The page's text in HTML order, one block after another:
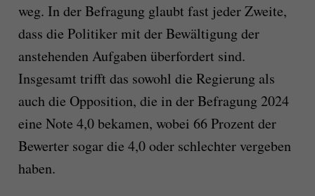
weg. In der Befragung glaubt fast jeder Zweite,
dass die Politiker mit der Bewältigung der
anstehenden Aufgaben überfordert sind.
Insgesamt trifft das sowohl die Regierung als
auch die Opposition, die in der Befragung 2024
eine Note 4,0 bekamen, wobei 66 Prozent der
Bewerter sogar die 4,0 oder schlechter vergeben
haben.